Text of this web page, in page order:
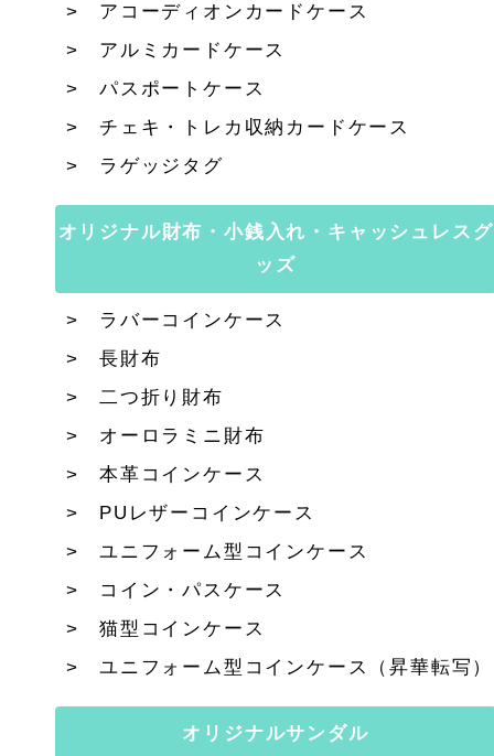
アコーディオンカードケース
アルミカードケース
パスポートケース
チェキ・トレカ収納カードケース
ラゲッジタグ
オリジナル財布・小銭入れ・キャッシュレスグ
ッズ
ラバーコインケース
長財布
二つ折り財布
オーロラミニ財布
本革コインケース
PUレザーコインケース
ユニフォーム型コインケース
コイン・パスケース
猫型コインケース
ユニフォーム型コインケース（昇華転写）
オリジナルサンダル